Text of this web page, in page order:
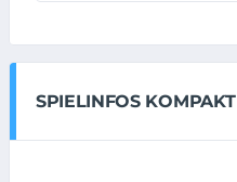
SPIELINFOS KOMPAKT